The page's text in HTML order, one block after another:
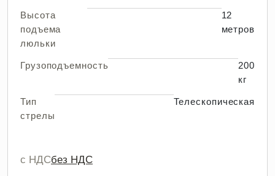
Высота
подъема
люльки
12
метров
Грузоподъемность
200
кг
Тип
стрелы
Телескопическая
с НДСбез НДС